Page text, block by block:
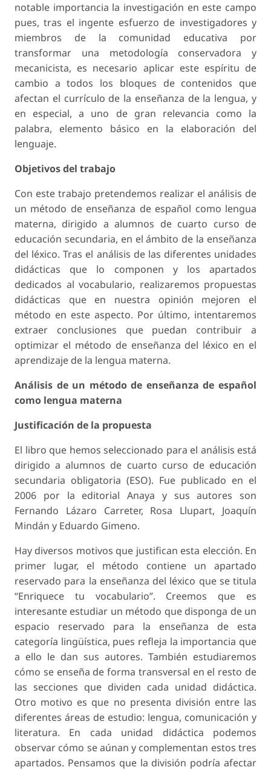
notable importancia la investigación en este campo
pues, tras el ingente esfuerzo de investigadores y
miembros de la comunidad educativa por
transformar una metodología conservadora y
mecanicista, es necesario aplicar este espíritu de
cambio a todos los bloques de contenidos que
afectan el currículo de la enseñanza de la lengua, y
en especial, a uno de gran relevancia como la
palabra, elemento básico en la elaboración del
lenguaje.
Objetivos del trabajo
Con este trabajo pretendemos realizar el análisis de
un método de enseñanza de español como lengua
materna, dirigido a alumnos de cuarto curso de
educación secundaria, en el ámbito de la enseñanza
del léxico. Tras el análisis de las diferentes unidades
didácticas que lo componen y los apartados
dedicados al vocabulario, realizaremos propuestas
didácticas que en nuestra opinión mejoren el
método en este aspecto. Por último, intentaremos
extraer conclusiones que puedan contribuir a
optimizar el método de enseñanza del léxico en el
aprendizaje de la lengua materna.
Análisis de un método de enseñanza de español
como lengua materna
Justificación de la propuesta
El libro que hemos seleccionado para el análisis está
dirigido a alumnos de cuarto curso de educación
secundaria obligatoria (ESO). Fue publicado en el
2006 por la editorial Anaya y sus autores son
Fernando Lázaro Carreter, Rosa Llupart, Joaquín
Mindán y Eduardo Gimeno.
Hay diversos motivos que justifican esta elección. En
primer lugar, el método contiene un apartado
reservado para la enseñanza del léxico que se titula
“Enriquece tu vocabulario”. Creemos que es
interesante estudiar un método que disponga de un
espacio reservado para la enseñanza de esta
categoría lingüística, pues refleja la importancia que
a ello le dan sus autores. También estudiaremos
cómo se enseña de forma transversal en el resto de
las secciones que dividen cada unidad didáctica.
Otro motivo es que no presenta división entre las
diferentes áreas de estudio: lengua, comunicación y
literatura. En cada unidad didáctica podemos
observar cómo se aúnan y complementan estos tres
apartados. Pensamos que la división podría afectar